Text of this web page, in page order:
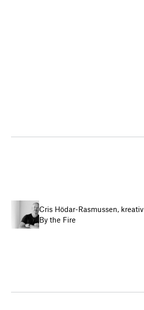
Cris Hödar-Rasmussen, kreativ
By the Fire